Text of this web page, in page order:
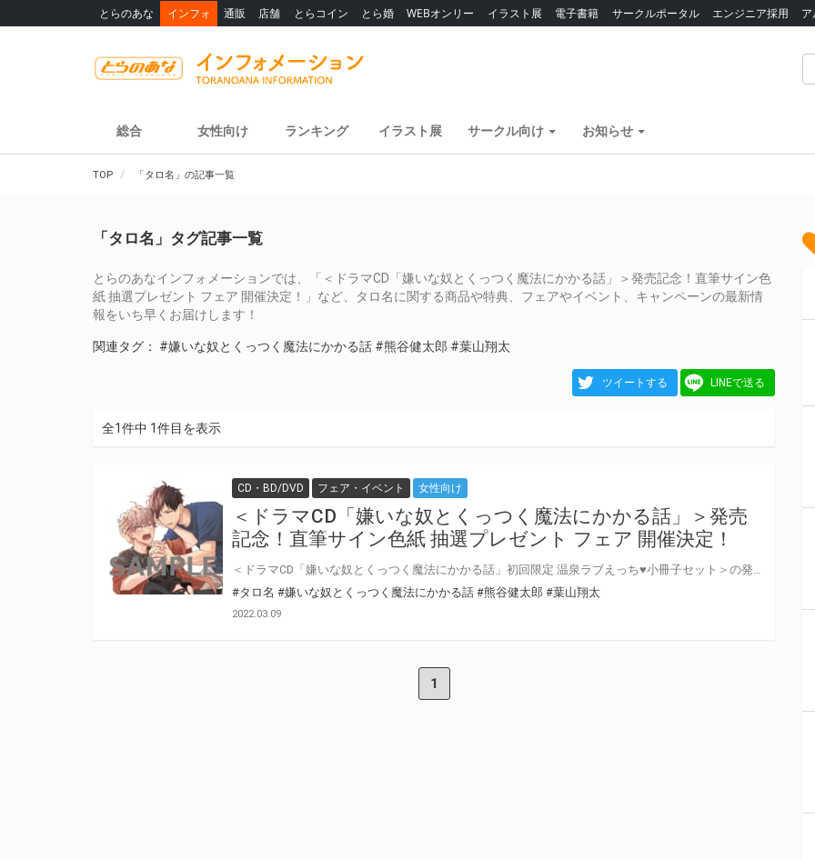
とらのあな インフォ 通販 店舗 とらコイン とら婚 WEBオンリー イラスト展 電子書籍 サークルポータル エンジニア採用
総合 女性向け ランキング イラスト展 サークル向け お知らせ
TOP 「タロ名」の記事一覧
「タロ名」タグ記事一覧
とらのあなインフォメーションでは、「＜ドラマCD「嫌いな奴とくっつく魔法にかかる話」＞発売記念！直筆サイン色
紙 抽選プレゼント フェア 開催決定！」など、タロ名に関する商品や特典、フェアやイベント、キャンペーンの最新情
報をいち早くお届けします！
関連タグ： #嫌いな奴とくっつく魔法にかかる話 #熊谷健太郎 #葉山翔太
ツイートする LINEで送る
全1件中 1件目を表示
CD・BD/DVD フェア・イベント 女性向け
＜ドラマCD「嫌いな奴とくっつく魔法にかかる話」＞発売
記念！直筆サイン色紙 抽選プレゼント フェア 開催決定！
#タロ名 #嫌いな奴とくっつく魔法にかかる話 #熊谷健太郎 #葉山翔太
2022.03.09
1